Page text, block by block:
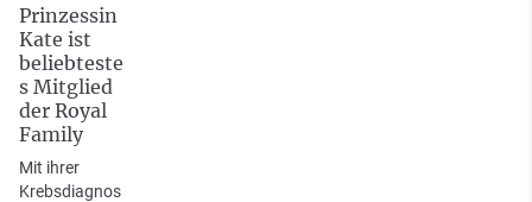
Prinzessin
Kate ist
beliebteste
s Mitglied
der Royal
Family
Mit ihrer
Krebsdiagnos